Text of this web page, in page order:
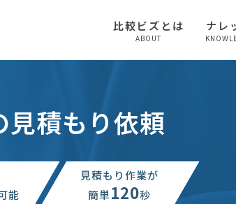
比較ビズとは
ABOUT
ナレ
見積もり依頼
能
見積もり作業が
簡単120秒